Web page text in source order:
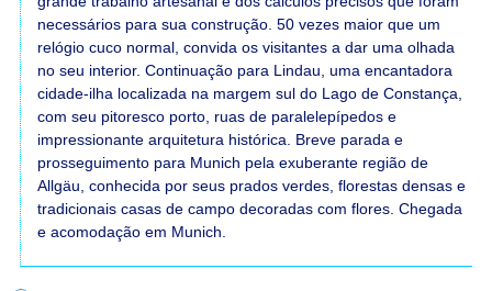
necessários para sua construção. 50 vezes maior que um
relógio cuco normal, convida os visitantes a dar uma olhada
no seu interior. Continuação para Lindau, uma encantadora
cidade-ilha localizada na margem sul do Lago de Constança,
com seu pitoresco porto, ruas de paralelepípedos e
impressionante arquitetura histórica. Breve parada e
prosseguimento para Munich pela exuberante região de
Allgäu, conhecida por seus prados verdes, florestas densas e
tradicionais casas de campo decoradas com flores. Chegada
e acomodação em Munich.